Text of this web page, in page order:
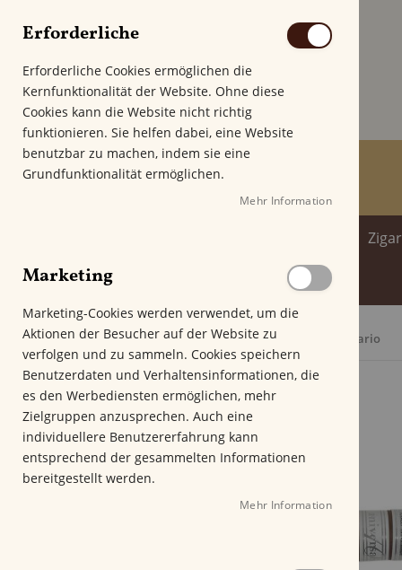
Spirituosenwelt
Startseite Horacio Edicion Especial 10 Aniversario
Z
u
E
n
d
e
Erforderliche
Erforderliche Cookies ermöglichen die
Kernfunktionalität der Website. Ohne diese
Cookies kann die Website nicht richtig
funktionieren. Sie helfen dabei, eine Website
benutzbar zu machen, indem sie eine
Grundfunktionalität ermöglichen.
Mehr Information
Marketing
Marketing-Cookies werden verwendet, um die
Aktionen der Besucher auf der Website zu
verfolgen und zu sammeln. Cookies speichern
Benutzerdaten und Verhaltensinformationen, die
es den Werbediensten ermöglichen, mehr
Zielgruppen anzusprechen. Auch eine
individuellere Benutzererfahrung kann
entsprechend der gesammelten Informationen
bereitgestellt werden.
Mehr Information